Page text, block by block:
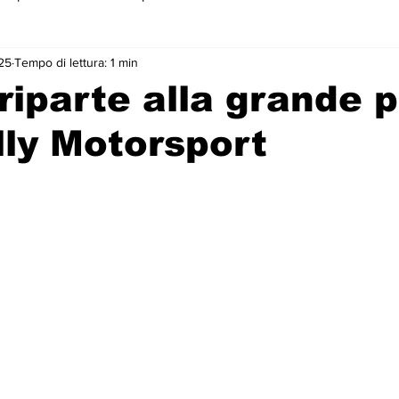
piano
alla grande
Motorsport
Tempo di lettura: 1 min